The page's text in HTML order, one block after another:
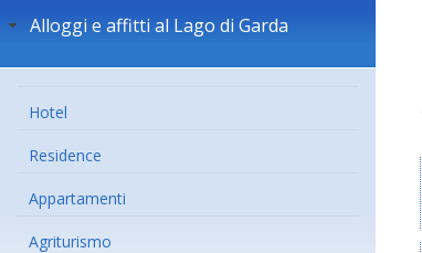
Alloggi e affitti al Lago di Garda
Hotel
Residence
Appartamenti
Agriturismo